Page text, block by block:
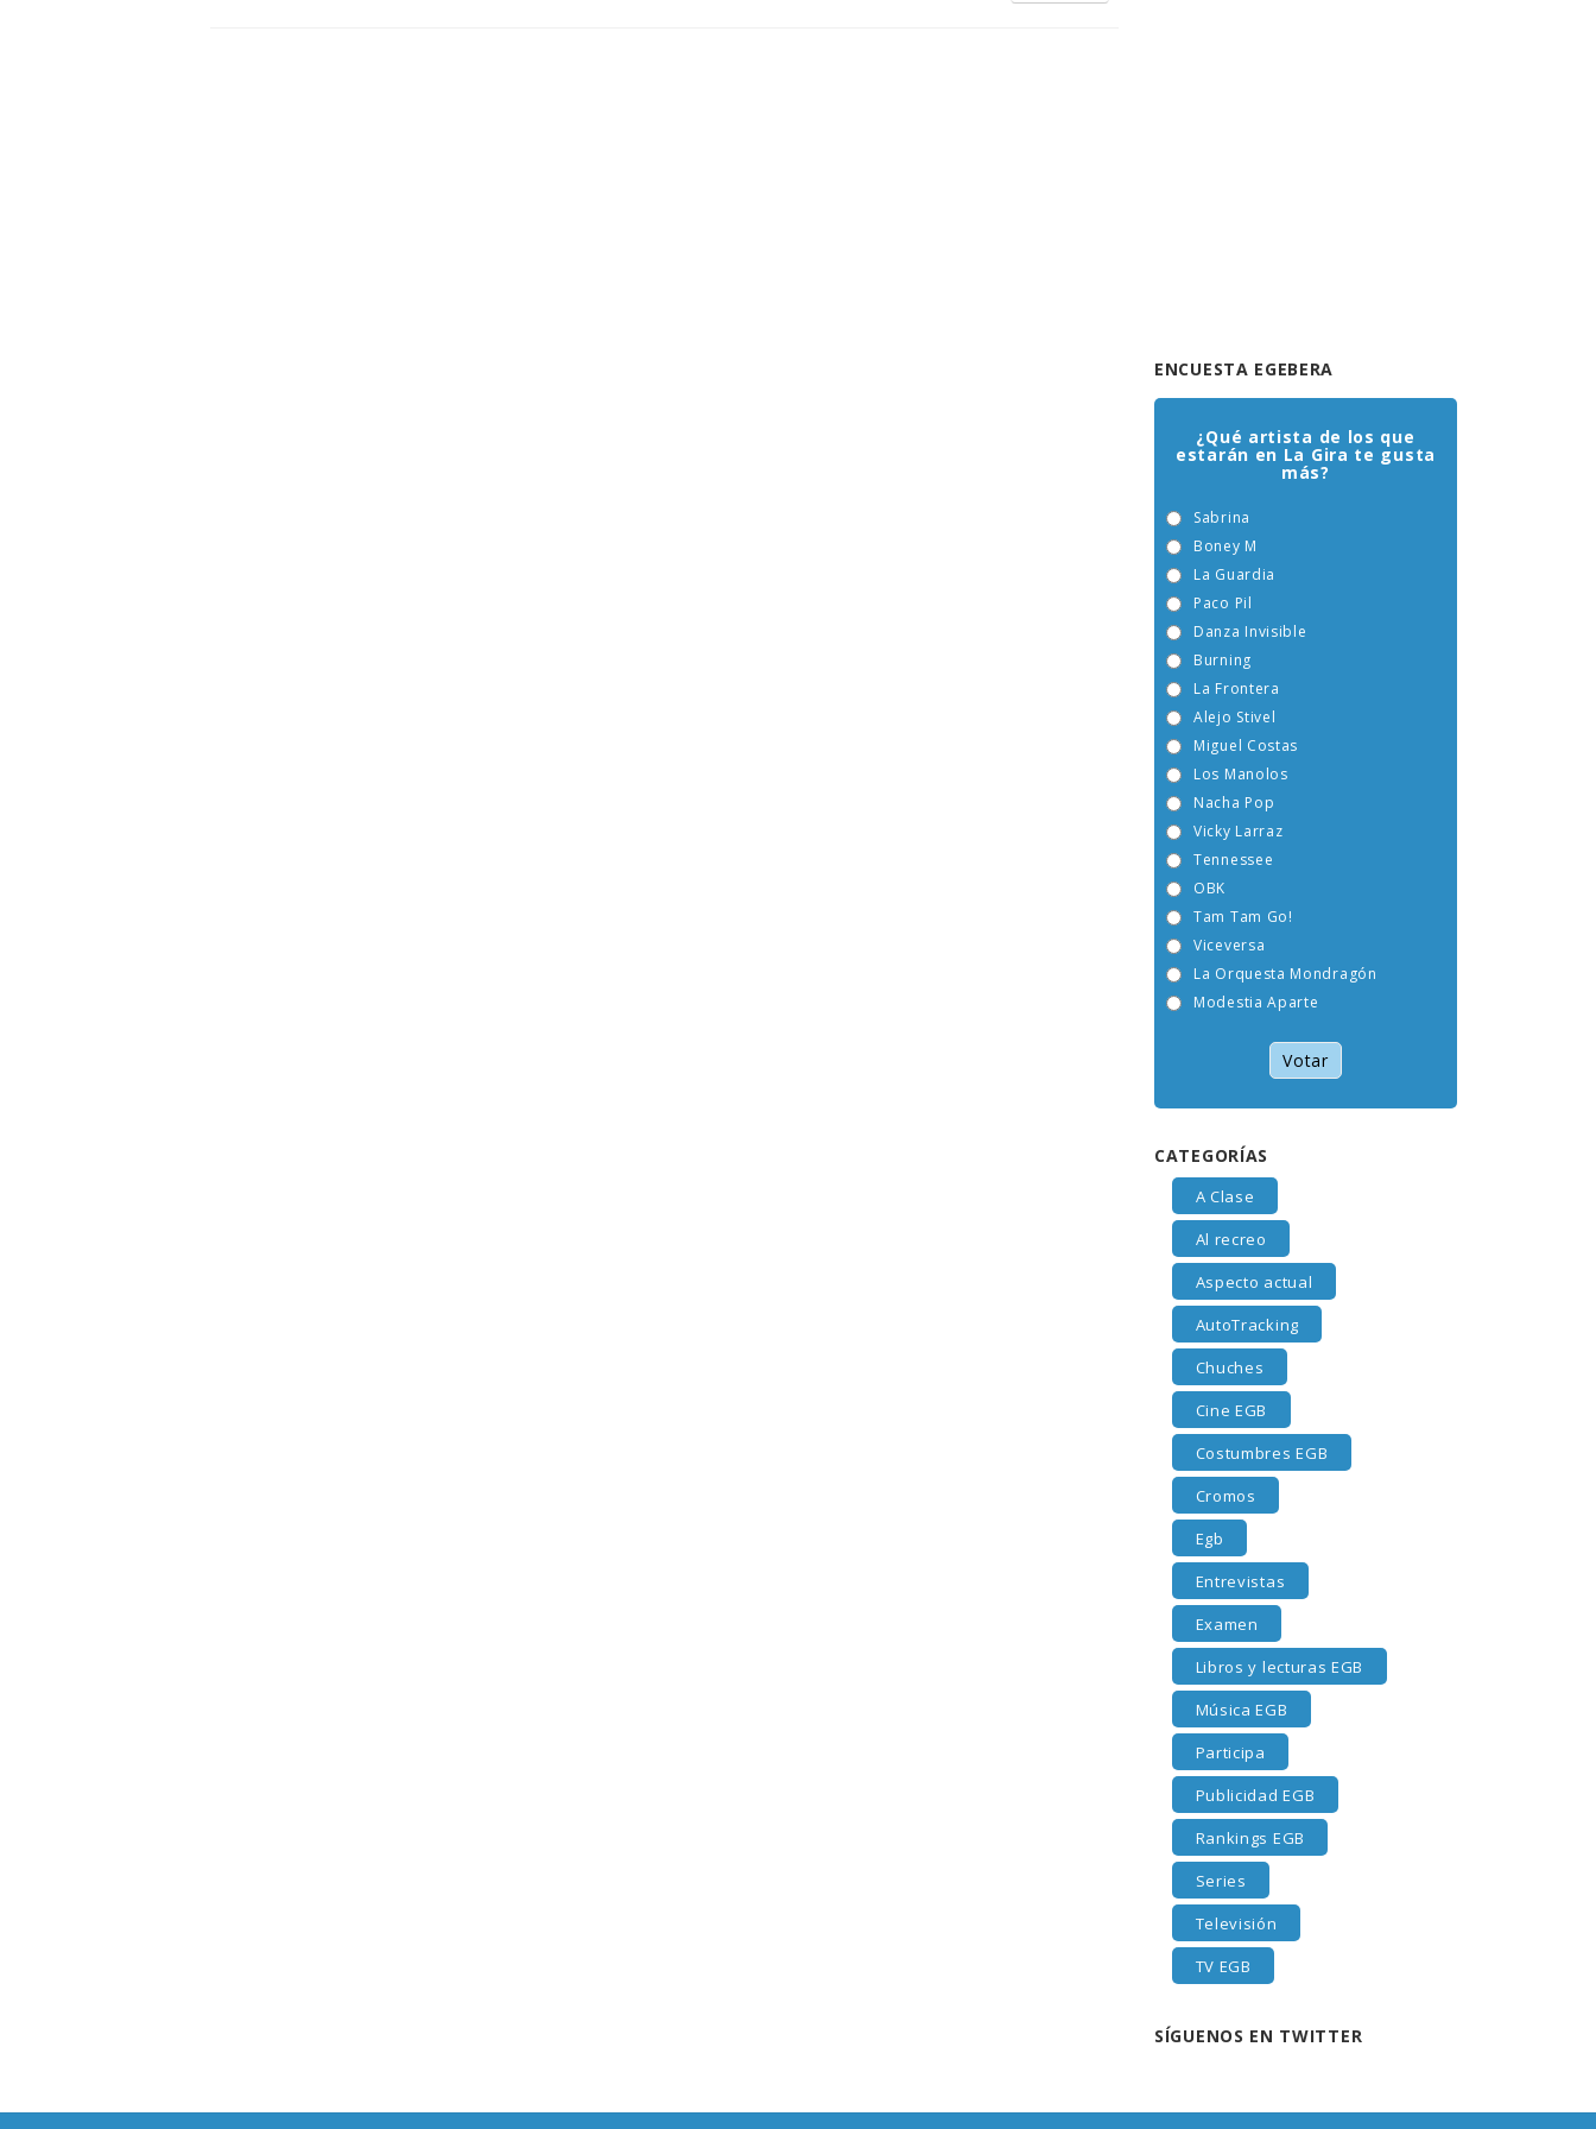
ENCUESTA EGEBERA
¿Qué artista de los que
estarán en La Gira te gusta
más?
Sabrina
Boney M
La Guardia
Paco Pil
Danza Invisible
Burning
La Frontera
Alejo Stivel
Miguel Costas
Los Manolos
Nacha Pop
Vicky Larraz
Tennessee
OBK
Tam Tam Go!
Viceversa
La Orquesta Mondragón
Modestia Aparte
Votar
CATEGORÍAS
A Clase
Al recreo
Aspecto actual
AutoTracking
Chuches
Cine EGB
Costumbres EGB
Cromos
Egb
Entrevistas
Examen
Libros y lecturas EGB
Música EGB
Participa
Publicidad EGB
Rankings EGB
Series
Televisión
TV EGB
SÍGUENOS EN TWITTER